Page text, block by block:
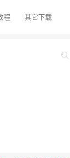
程 其它下载